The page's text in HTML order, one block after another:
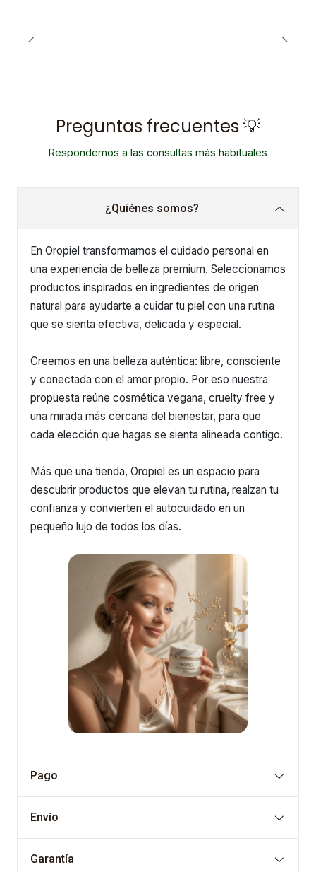
Preguntas frecuentes 💡
Respondemos a las consultas más habituales
¿Quiénes somos?
En Oropiel transformamos el cuidado personal en
una experiencia de belleza premium. Seleccionamos
productos inspirados en ingredientes de origen
natural para ayudarte a cuidar tu piel con una rutina
que se sienta efectiva, delicada y especial.
Creemos en una belleza auténtica: libre, consciente
y conectada con el amor propio. Por eso nuestra
propuesta reúne cosmética vegana, cruelty free y
una mirada más cercana del bienestar, para que
cada elección que hagas se sienta alineada contigo.
Más que una tienda, Oropiel es un espacio para
descubrir productos que elevan tu rutina, realzan tu
confianza y convierten el autocuidado en un
pequeño lujo de todos los días.
Pago
Envío
Garantía